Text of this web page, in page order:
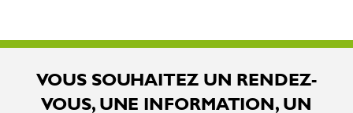
VOUS SOUHAITEZ UN RENDEZ-
VOUS, UNE INFORMATION, UN